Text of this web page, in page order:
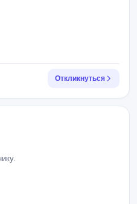
Откликнуться